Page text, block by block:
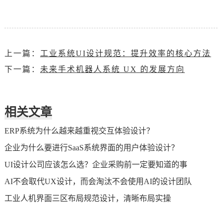
上一篇： 工业系统UI设计规范：提升效率的核心方法
下一篇： 未来手术机器人系统 UX 的发展方向
相关文章
ERP系统为什么越来越重视交互体验设计？
企业为什么要进行SaaS系统界面的用户体验设计？
UI设计公司应该怎么选？企业采购前一定要知道的事
AI不会取代UX设计，而会淘汰不会使用AI的设计团队
工业人机界面三区布局规范设计，清晰布局实操